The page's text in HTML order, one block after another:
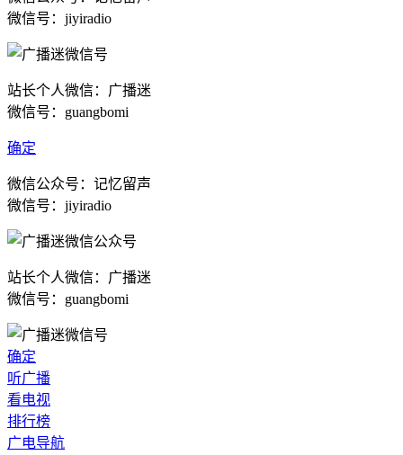
微信号：jiyiradio
站长个人微信：广播迷
微信号：guangbomi
确定
微信公众号：记忆留声
微信号：jiyiradio
站长个人微信：广播迷
微信号：guangbomi
确定
听广播
看电视
排行榜
广电导航